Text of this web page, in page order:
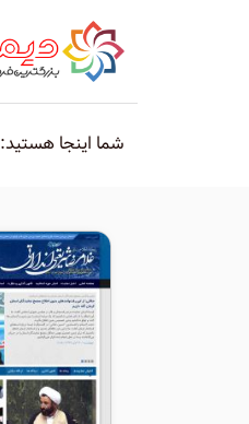
شما اینجا هستید: